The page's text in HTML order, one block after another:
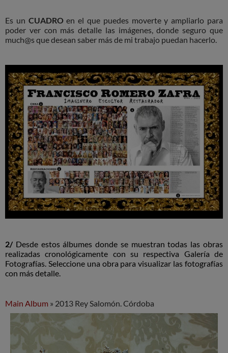
Es un CUADROen el que puedes moverte y ampliarlo para
poder ver con más detalle las imágenes, donde seguro que
much@s que desean saber más de mi trabajo puedan hacerlo.
2/ Desde estos álbumes donde se muestran todas las obras
realizadas cronológicamente con su respectiva Galería de
Fotografías. Seleccione una obra para visualizar las fotografías
con más detalle.
Main Album » 2013 Rey Salomón. Córdoba